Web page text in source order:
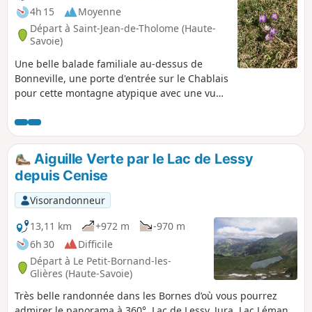
4h 15
Moyenne
Départ à Saint-Jean-de-Tholome (Haute-
Savoie)
Une belle balade familiale au-dessus de
Bonneville, une porte d'entrée sur le Chablais
pour cette montagne atypique avec une vue
Aiguille Verte par le Lac de Lessy
depuis Cenise
Visorandonneur
13,11 km
+972 m
-970 m
6h 30
Difficile
Départ à Le Petit-Bornand-les-
Glières (Haute-Savoie)
Très belle randonnée dans les Bornes d’où vous pourrez